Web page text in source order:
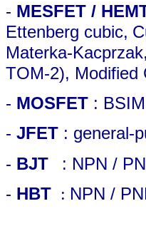
- MESFET /
Ettenberg cubic,
Materka-Kacprzak,
TOM-2), Modified
- MOSFET :
- JFET : general-
- BJT
: NPN /
- HBT : NPN /